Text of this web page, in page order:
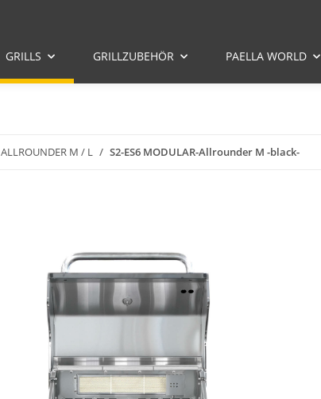
GRILLS GRILLZUBEHÖR PAELLA WORLD
ALLROUNDER M / L S2-ES6 MODULAR-Allrounder M -black-